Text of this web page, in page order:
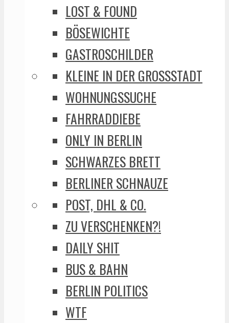
LOST & FOUND
BÖSEWICHTE
GASTROSCHILDER
KLEINE IN DER GROSSSTADT
WOHNUNGSSUCHE
FAHRRADDIEBE
ONLY IN BERLIN
SCHWARZES BRETT
BERLINER SCHNAUZE
POST, DHL & CO.
ZU VERSCHENKEN?!
DAILY SHIT
BUS & BAHN
BERLIN POLITICS
WTF